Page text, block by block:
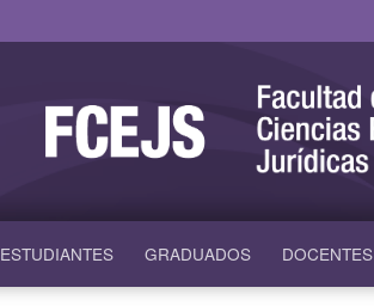
ESTUDIANTES GRADUADOS DOCENTES